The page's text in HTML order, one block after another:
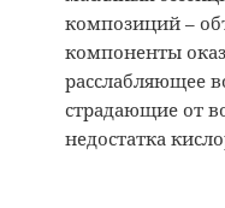
композиций –
компоненты
расслабляющее
страдающие от
недостатка